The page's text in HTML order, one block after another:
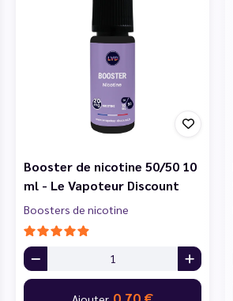
Booster de nicotine 50/50 10
ml - Le Vapoteur Discount
Boosters de nicotine